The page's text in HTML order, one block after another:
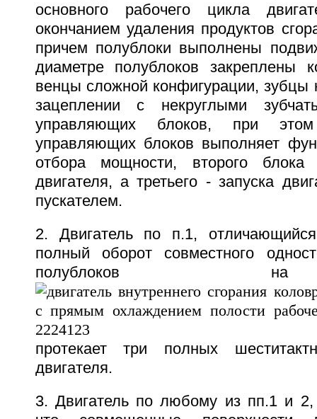
основного рабочего цикла
окончанием удаления продуктов
причем полублоки выполнены
диаметре полублоков закреплены
венцы сложной конфигурации, зубцы
зацеплении с некруглыми
управляющих блоков, при
управляющих блоков выполняет
отбора мощности, второго блока
двигателя, а третьего - запуска
пускателем.
2. Двигатель по п.1,
полный оборот совместного
полублоков
протекает три полных
двигателя.
3. Двигатель по любому из пп.1 и